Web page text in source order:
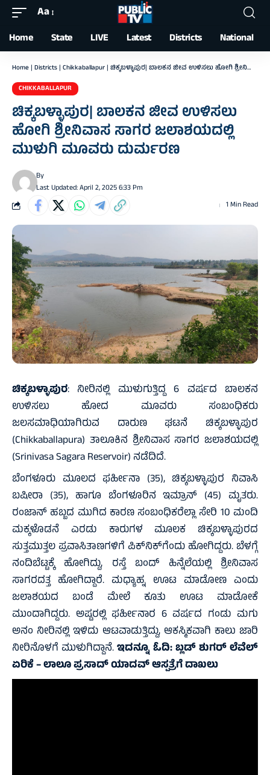
Font
Resizer
Aa
Home State LIVE Latest Districts National
Home | Districts | Chikkaballapur | ಚಿಕ್ಕಬಳ್ಳಾಪುರ| ಬಾಲಕನ ಜೀವ ಉಳಿಸಲು ಹೋಗಿ ಶ್ರೀನಿವಾಸ ಸಾಗರ ಜಲಾಶಯದಲ್ಲಿ ಮುಳುಗಿ ಮೂವರು ದುರ್ಮರಣ
CHIKKABALLAPUR
ಚಿಕ್ಕಬಳ್ಳಾಪುರ| ಬಾಲಕನ ಜೀವ ಉಳಿಸಲು
ಹೋಗಿ ಶ್ರೀನಿವಾಸ ಸಾಗರ ಜಲಾಶಯದಲ್ಲಿ
ಮುಳುಗಿ ಮೂವರು ದುರ್ಮರಣ
Last Updated: April 2, 2025 6:33 Pm
By
1 Min Read
ಚಿಕ್ಕಬಳ್ಳಾಪುರ: ನೀರಿನಲ್ಲಿ ಮುಳುಗುತ್ತಿದ್ದ 6 ವರ್ಷದ ಬಾಲಕನ
ಉಳಿಸಲು ಹೋದ ಮೂವರು ಸಂಬಂಧಿಕರು
ಜಲಸಮಾಧಿಯಾಗಿರುವ ದಾರುಣ ಘಟನೆ ಚಿಕ್ಕಬಳ್ಳಾಪುರ
(Chikkaballapura) ತಾಲೂಕಿನ ಶ್ರೀನಿವಾಸ ಸಾಗರ ಜಲಾಶಯದಲ್ಲಿ
(Srinivasa Sagara Reservoir) ನಡೆದಿದೆ.
ಬೆಂಗಳೂರು ಮೂಲದ ಫರ್ಹೀನಾ (35), ಚಿಕ್ಕಬಳ್ಳಾಪುರ ನಿವಾಸಿ
ಬಷೀರಾ (35), ಹಾಗೂ ಬೆಂಗಳೂರಿನ ಇಮ್ರಾನ್ (45) ಮೃತರು.
ರಂಜಾನ್ ಹಬ್ಬದ ಮುಗಿದ ಕಾರಣ ಸಂಬಂಧಿಕರೆಲ್ಲಾ ಸೇರಿ 10 ಮಂದಿ
ಮಕ್ಕಳೊಡನೆ ಎರಡು ಕಾರುಗಳ ಮೂಲಕ ಚಿಕ್ಕಬಳ್ಳಾಪುರದ
ಸುತ್ತಮುತ್ತಲ ಪ್ರವಾಸಿತಾಣಗಳಿಗೆ ಪಿಕ್‌ನಿಕ್‌ಗೆಂದು ಹೋಗಿದ್ದರು. ಬೆಳಗ್ಗೆ
ನಂದಿಬೆಟ್ಟಕ್ಕೆ ಹೋಗಿದ್ದು, ರಸ್ತೆ ಬಂದ್ ಹಿನ್ನೆಲೆಯಲ್ಲಿ ಶ್ರೀನಿವಾಸ
ಸಾಗರದತ್ತ ಹೋಗಿದ್ದಾರೆ. ಮಧ್ಯಾಹ್ನ ಊಟ ಮಾಡೋಣ ಎಂದು
ಜಲಾಶಯದ ಬಂಡೆ ಮೇಲೆ ಕೂತು ಊಟ ಮಾಡೋಕೆ
ಮುಂದಾಗಿದ್ದರು. ಅಷ್ಟರಲ್ಲಿ ಫರ್ಹೀನಾರ 6 ವರ್ಷದ ಗಂಡು ಮಗು
ಅನಂ ನೀರಿನಲ್ಲಿ ಇಳಿದು ಆಟವಾಡುತ್ತಿದ್ದು, ಆಕಸ್ಮಿಕವಾಗಿ ಕಾಲು ಜಾರಿ
ನೀರಿನೊಳಗೆ ಮುಳುಗಿದ್ದಾನೆ.ಇದನ್ನೂ ಓದಿ:ಬ್ಲಡ್ ಶುಗರ್ ಲೆವೆಲ್
ಏರಿಕೆ – ಲಾಲೂ ಪ್ರಸಾದ್ ಯಾದವ್ ಆಸ್ಪತ್ರೆಗೆ ದಾಖಲು